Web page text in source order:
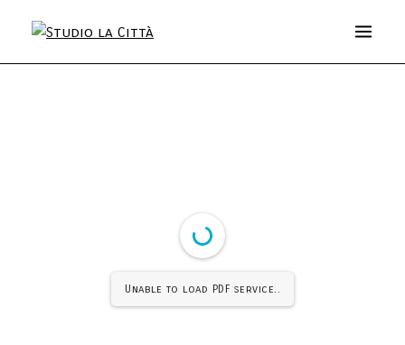
Unable to load PDF service..